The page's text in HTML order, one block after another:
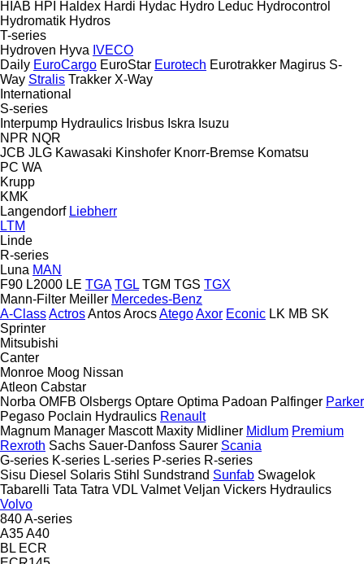
HIAB HPI Haldex Hardi Hydac Hydro Leduc Hydrocontrol
Hydromatik Hydros
T-series
Hydroven Hyva IVECO
Daily EuroCargo EuroStar Eurotech Eurotrakker Magirus S-
Way Stralis Trakker X-Way
International
S-series
Interpump Hydraulics Irisbus Iskra Isuzu
NPR NQR
JCB JLG Kawasaki Kinshofer Knorr-Bremse Komatsu
PC WA
Krupp
KMK
Langendorf Liebherr
LTM
Linde
R-series
Luna MAN
F90 L2000 LE TGA TGL TGM TGS TGX
Mann-Filter Meiller Mercedes-Benz
A-ClassActrosAntosArocsAtegoAxor Econic LK MB SK
Sprinter
Mitsubishi
Canter
Monroe Moog Nissan
Atleon Cabstar
Norba OMFB Olsbergs Optare Optima Padoan Palfinger Parker
Pegaso Poclain Hydraulics Renault
Magnum Manager Mascott Maxity Midliner Midlum Premium
Rexroth Sachs Sauer-Danfoss Saurer Scania
G-series K-series L-series P-series R-series
Sisu Diesel Solaris Stihl Sundstrand Sunfab Swagelok
Tabarelli Tata Tatra VDL Valmet Veljan Vickers Hydraulics
Volvo
840A-series
A35A40
BL ECR